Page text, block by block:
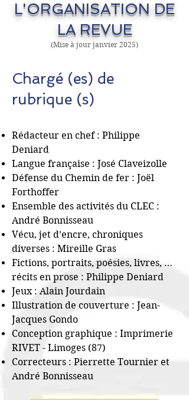
L'ORGANISATION DE
LA REVUE
(Mise à jour janvier 2025)
Chargé (es) de
rubrique (s)
Rédacteur en chef : Philippe
Deniard
Langue française : José Claveizolle
Défense du Chemin de fer : Joël
Forthoffer
Ensemble des activités du CLEC :
André Bonnisseau
Vécu, jet d’encre, chroniques
diverses : Mireille Gras
Fictions, portraits, poésies, livres, …
récits en prose : Philippe Deniard
Jeux : Alain Jourdain
Illustration de couverture : Jean-
Jacques Gondo
Conception graphique : Imprimerie
RIVET - Limoges (87)
Correcteurs : Pierrette Tournier et
André Bonnisseau